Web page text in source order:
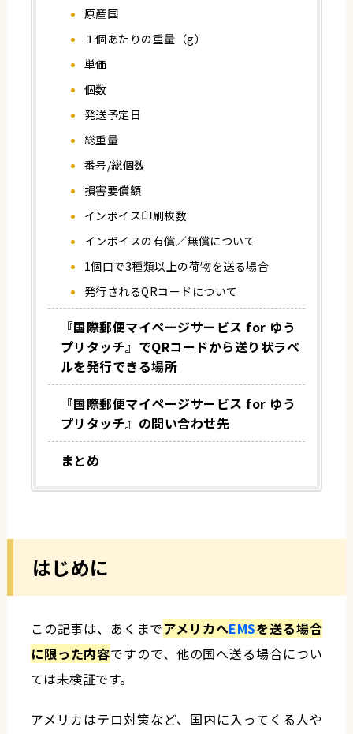
原産国
１個あたりの重量（g）
単価
個数
発送予定日
総重量
番号/総個数
損害要償額
インボイス印刷枚数
インボイスの有償／無償について
1個口で3種類以上の荷物を送る場合
発行されるQRコードについて
『国際郵便マイページサービス for ゆう
プリタッチ』でQRコードから送り状ラベ
ルを発行できる場所
『国際郵便マイページサービス for ゆう
プリタッチ』の問い合わせ先
まとめ
はじめに
この記事は、あくまでアメリカへEMSを送る場合
に限った内容ですので、他の国へ送る場合につい
ては未検証です。
アメリカはテロ対策など、国内に入ってくる人や